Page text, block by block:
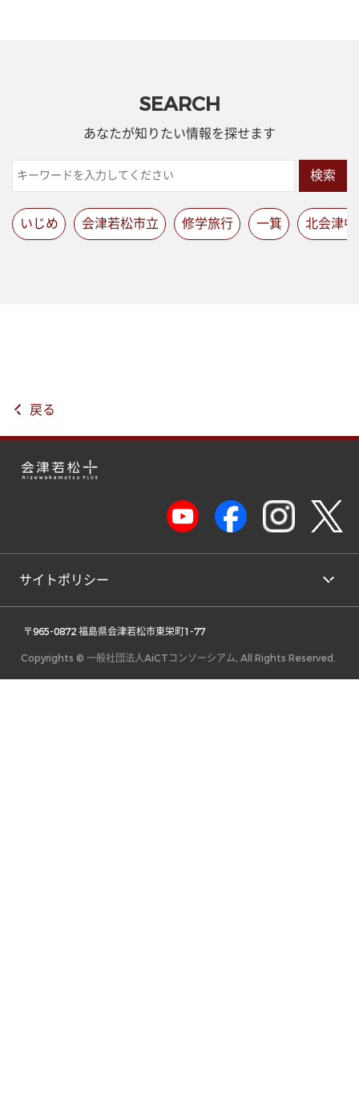
SEARCH
あなたが知りたい情報を探せます
検索
いじめ 会津若松市立 修学旅行 一箕 北会津中
戻る
サイトポリシー
〒965-0872 福島県会津若松市東栄町1-77
Copyrights © 一般社団法人AiCTコンソーシアム, All Rights Reserved.